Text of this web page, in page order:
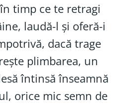
timp ce te retragi
laudă-l și oferă-i
dacă trage
plimbarea, un
întinsă înseamnă
orice mic semn de